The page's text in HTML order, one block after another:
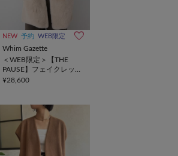
NEW 予約 WEB限定
Whim Gazette
＜WEB限定＞【THE
PAUSE】フェイクレッキ
スフードジレ
¥28,600